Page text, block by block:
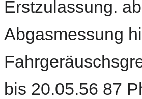
Erstzulassung.
Abgasmessung
bis 20.05.56 87